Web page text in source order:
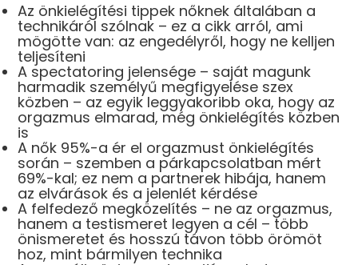
Az önkielégítési tippek nőknek általában a
technikáról szólnak – ez a cikk arról, ami
mögötte van: az engedélyről, hogy ne kelljen
teljesíteni
A spectatoring jelensége – saját magunk
harmadik személyű megfigyelése szex
közben – az egyik leggyakoribb oka, hogy az
orgazmus elmarad, még önkielégítés közben
is
A nők 95%-a ér el orgazmust önkielégítés
során – szemben a párkapcsolatban mért
69%-kal; ez nem a partnerek hibája, hanem
az elvárások és a jelenlét kérdése
A felfedező megközelítés – ne az orgazmus,
hanem a testismeret legyen a cél – több
önismeretet és hosszú távon több örömöt
hoz, mint bármilyen technika